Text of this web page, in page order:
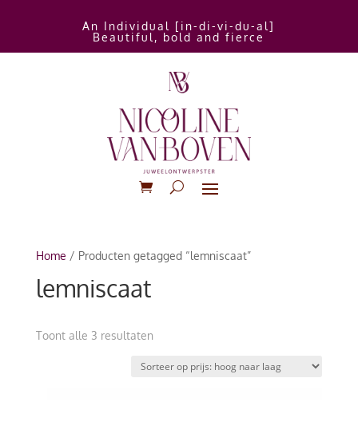
An Individual [in-di-vi-du-al]
Beautiful, bold and fierce
Home / Producten getagged “lemniscaat”
lemniscaat
Toont alle 3 resultatenGesorteerd
prijs: